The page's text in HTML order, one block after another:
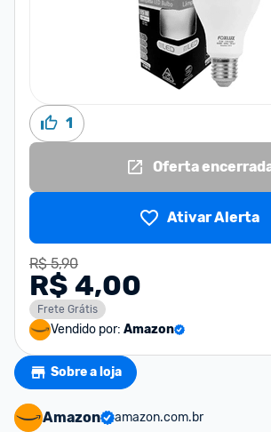
1
Oferta
Ativar Alerta
R$ 5,90
R$ 4,00
Frete Grátis
Vendido por: Amazon
Sobre a loja
Amazon
amazon.com.br